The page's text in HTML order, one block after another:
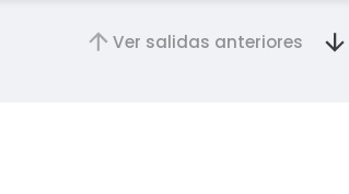
Ver salidas anteriores